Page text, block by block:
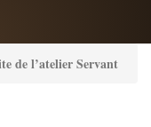
de l’atelier Servant